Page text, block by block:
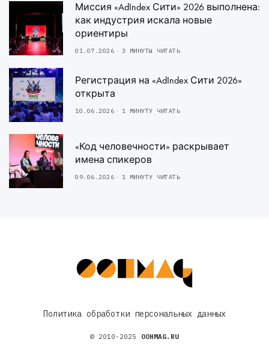
Миссия «AdIndex Сити» 2026 выполнена:
как индустрия искала новые
ориентиры
01.07.2026 3 МИНУТЫ ЧИТАТЬ
Регистрация на «AdIndex Сити 2026»
открыта
10.06.2026 1 МИНУТУ ЧИТАТЬ
«Код человечности» раскрывает
имена спикеров
09.06.2026 1 МИНУТУ ЧИТАТЬ
Политика обработки персональных данных
© 2010-2025 OOHMAG.RU